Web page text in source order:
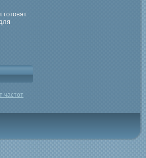
частот